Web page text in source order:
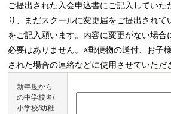
ご提出された入会申込書にご記入していた
り、まだスクールに変更届をご提出されて
をご記入願います。内容に変更がない場合
必要はありません。※郵便物の送付、お子
された場合の連絡などに使用させていただ
新年度から
の中学校名/
小学校/幼稚